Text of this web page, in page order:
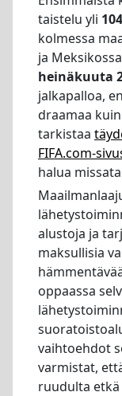
taistelu yli
kolmessa
ja
heinäkuuta
jalkapalloa,
draamaa
tarkistaa
FIFA.com-
halua
alustoja ja
maksullisia
oppaassa
vaihtoehdot
varmistat,
ruudulta